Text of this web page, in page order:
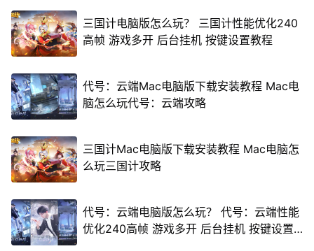
三国计电脑版怎么玩？ 三国计性能优化240
高帧 游戏多开 后台挂机 按键设置教程
代号：云端Mac电脑版下载安装教程 Mac电
脑怎么玩代号：云端攻略
三国计Mac电脑版下载安装教程 Mac电脑怎
么玩三国计攻略
代号：云端电脑版怎么玩？ 代号：云端性能
优化240高帧 游戏多开 后台挂机 按键设置